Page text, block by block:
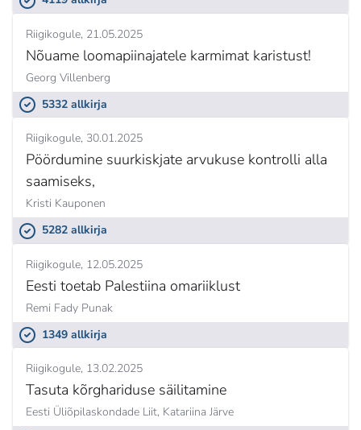
Riigikogule 21.05.2025
Nõuame loomapiinajatele karmimat karistust!
Georg Villenberg
5332 allkirja
Riigikogule 30.01.2025
Pöördumine suurkiskjate arvukuse kontrolli alla
saamiseks,
Kristi Kauponen
5282 allkirja
Riigikogule 12.05.2025
Eesti toetab Palestiina omariiklust
Remi Fady Punak
1349 allkirja
Riigikogule 13.02.2025
Tasuta kõrghariduse säilitamine
Eesti Üliõpilaskondade Liit, Katariina Järve